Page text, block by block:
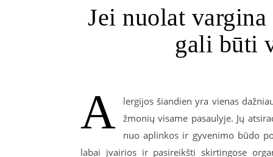
Jei nuolat
gali būti
A
lergijos šiandien yra vienas
žmonių visame pasaulyje. Jų
nuo aplinkos ir gyvenimo būdo
labai įvairios ir pasireikšti skirtingose